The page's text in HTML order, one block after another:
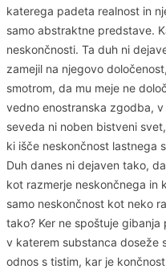
katerega padeta realnost in
samo abstraktne predstave.
neskončnosti. Ta duh ni
zamejil na njegovo
smotrom, da mu meje ne
vedno enostranska zgodba,
seveda ni noben bistveni
ki išče neskončnost lastnega
Duh danes ni dejaven tako,
kot razmerje neskončnega in
samo neskončnost kot neko
tako? Ker ne spoštuje
v katerem substanca doseže
odnos s tistim, kar je